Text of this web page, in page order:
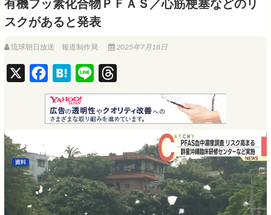
スクがあると発表
琉球朝日放送 報道制作局 2025年7月18日
a
c
e
o
o
k
H
a
t
e
n
a
i
n
e
h
r
e
d
s